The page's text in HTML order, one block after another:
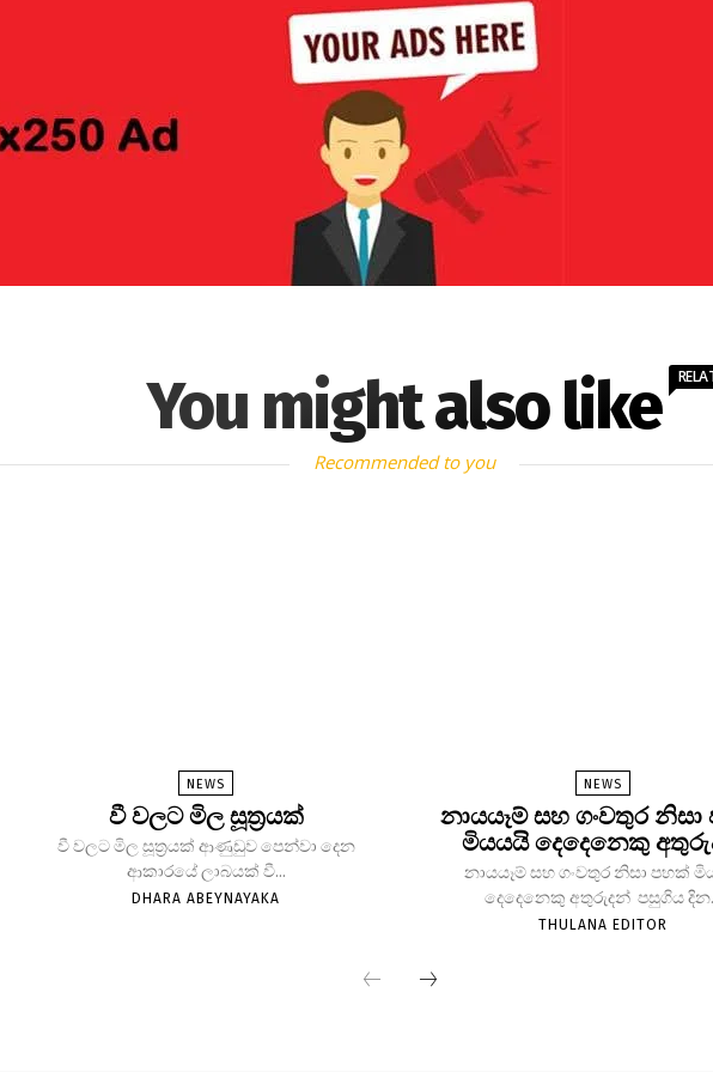
You might also like
Recommended to you
NEWS
වී වලට මිල සූත්‍රයක්
වී වලට මිල සූත්‍රයක් ආණුඩුව පෙන්වා දෙන
ආකාරයේ ලාබයක් වී...
DHARA ABEYNAYAKA
NEWS
නායයෑම් සහ ගංවතුර
මියයයි දෙදෙනෙකු
නායයෑම් සහ ගංවතුර නිසා පහක්
දෙදෙනෙකු අතුරුදන් පසුගිය
THULANA EDITOR